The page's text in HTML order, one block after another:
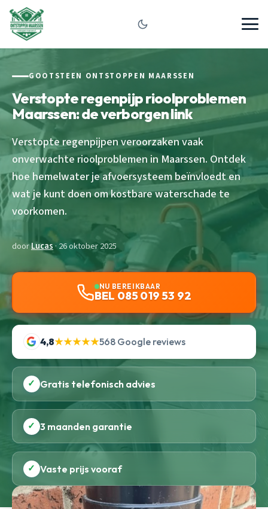
GOOTSTEEN ONTSTOPPEN MAARSSEN
Verstopte regenpijp rioolproblemen
Maarssen: de verborgen link
Verstopte regenpijpen veroorzaken vaak
onverwachte rioolproblemen in Maarssen. Ontdek
hoe hemelwater je afvoersysteem beïnvloedt en
wat je kunt doen om kostbare waterschade te
voorkomen.
doorLucas· 26 oktober 2025
NU BEREIKBAAR
BEL 085 019 53 92
4,8★★★★★568 Google reviews
✓ Gratis telefonisch advies
✓ 3 maanden garantie
✓ Vaste prijs vooraf